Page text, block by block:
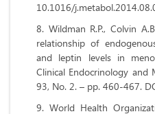
10.1016/
Wildman R.P., Colvin
relationship of
and leptin levels in
Clinical Endocrinology and
93, No. 2. – pp. 460-467.
World Health